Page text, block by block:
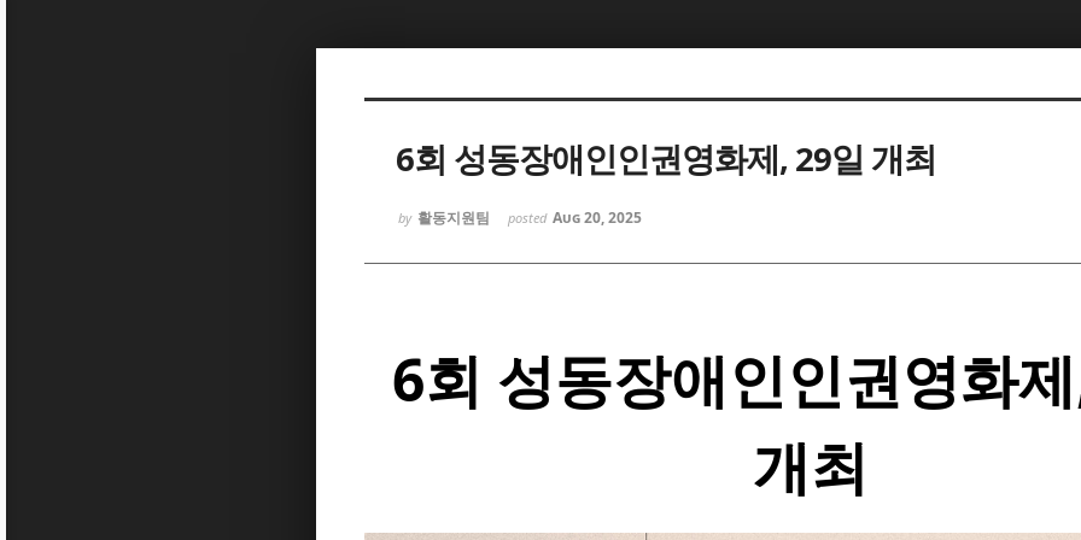
6회 성동장애인인권영화제, 29일 개최
by 활동지원팀 posted Aug 20, 2025
6회 성동장애인인권영화
개최
Sketchbook5, 스케치북5
Sketchbook5, 스케치북5